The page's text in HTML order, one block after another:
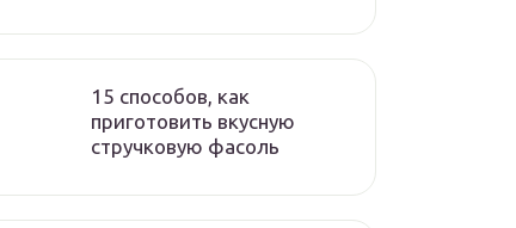
15 способов, как
приготовить вкусную
стручковую фасоль